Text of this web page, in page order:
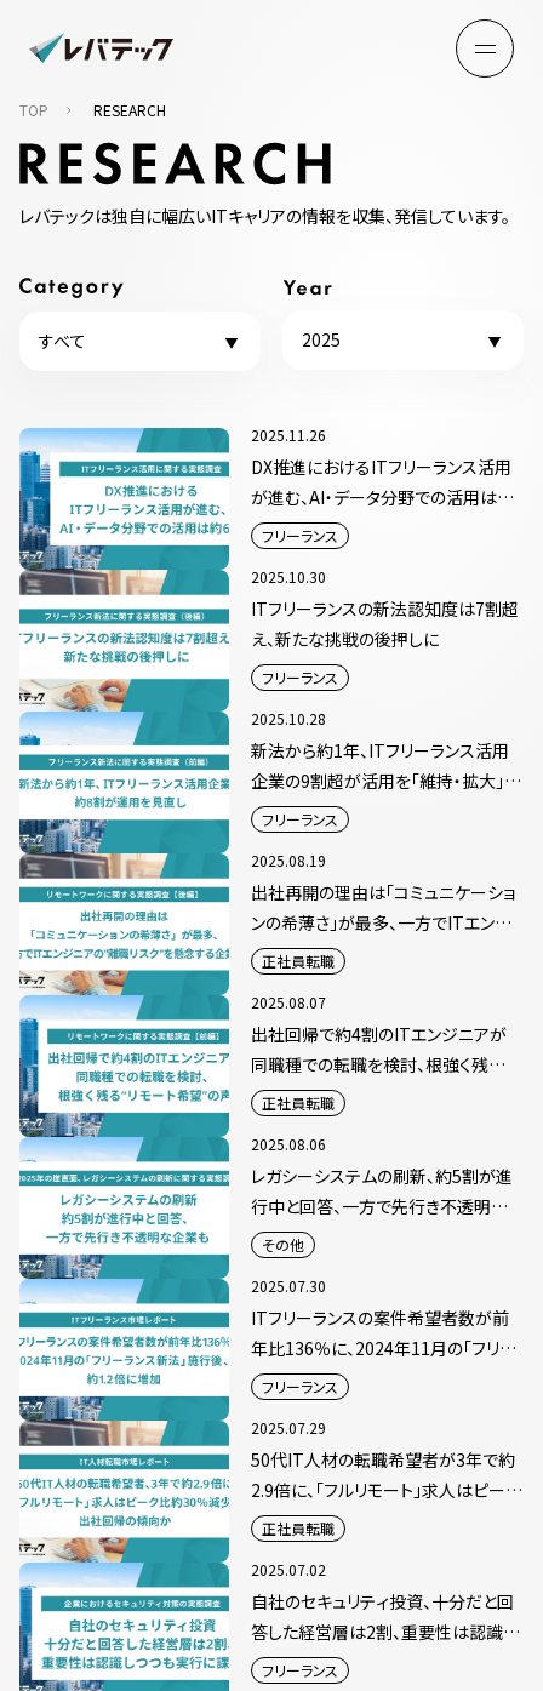
TOP RESEARCH
レバテックは独自に幅広いITキャリアの情報を収集、発信しています。
すべて 2025
2025.11.26
DX推進におけるITフリーランス活用
が進む、AI・データ分野での活用は約
6割フリーランス
2025.10.30
ITフリーランスの新法認知度は7割超
え、新たな挑戦の後押しに
フリーランス
2025.10.28
新法から約1年、ITフリーランス活用
企業の9割超が活用を「維持・拡大」
へ 契約手続きや運用の見直しも進
む
フリーランス
2025.08.19
出社再開の理由は「コミュニケーショ
ンの希薄さ」が最多、一方でITエンジ
ニアの離職リスクを懸念する企業も
正社員転職
2025.08.07
出社回帰で約4割のITエンジニアが
同職種での転職を検討、根強く残
る“リモート希望”の声
正社員転職
2025.08.06
レガシーシステムの刷新、約5割が進
行中と回答、一方で先行き不透明な
企業も
その他
2025.07.30
ITフリーランスの案件希望者数が前
年比136％に、2024年11月の「フリー
ランス新法」施行後、約1.2倍に増加
フリーランス
2025.07.29
50代IT人材の転職希望者が3年で約
2.9倍に、「フルリモート」求人はピーク
比約30％減少、出社回帰の傾向か
正社員転職
2025.07.02
自社のセキュリティ投資、十分だと回
答した経営層は2割、重要性は認識し
つつも実行に課題
フリーランス